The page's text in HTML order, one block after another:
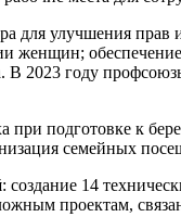
для улучшения
женщин;
2023 году
при подготовке к
семейных
: создание 14
проектам,